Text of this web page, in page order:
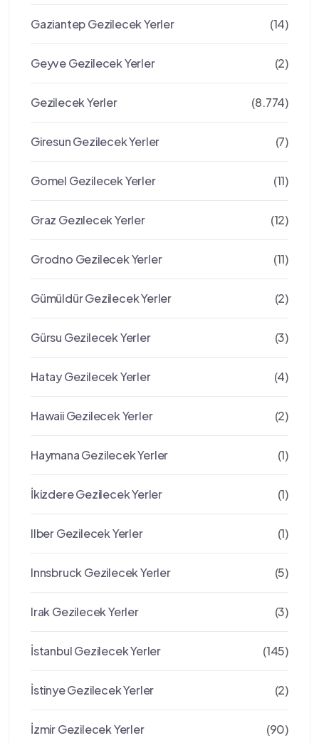
Gaziantep Gezilecek Yerler (14)
Geyve Gezilecek Yerler (2)
Gezilecek Yerler (8.774)
Giresun Gezilecek Yerler (7)
Gomel Gezilecek Yerler (11)
Graz Gezılecek Yerler (12)
Grodno Gezilecek Yerler (11)
Gümüldür Gezilecek Yerler (2)
Gürsu Gezilecek Yerler (3)
Hatay Gezilecek Yerler (4)
Hawaii Gezilecek Yerler (2)
Haymana Gezilecek Yerler (1)
İkizdere Gezilecek Yerler (1)
Ilber Gezilecek Yerler (1)
Innsbruck Gezilecek Yerler (5)
Irak Gezilecek Yerler (3)
İstanbul Gezilecek Yerler (145)
İstinye Gezilecek Yerler (2)
İzmir Gezilecek Yerler (90)